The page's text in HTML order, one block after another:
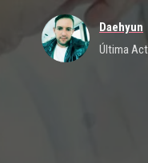
Última
Daehyun